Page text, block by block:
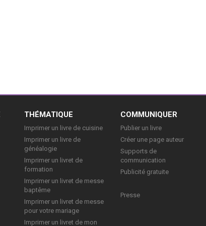
THÉMATIQUE
Imprimer un livre de cuisine
Imprimer un livre de
généalogie
Imprimer un livret de
formation
Imprimer un livret de messe
baptême
Imprimer un livret de messe
pour votre mariage
Imprimer un livret de mon
COMMUNIQUER
Publier un livre
Créer une page auteur
Supports de
communication
Publicité gratuite
Presse